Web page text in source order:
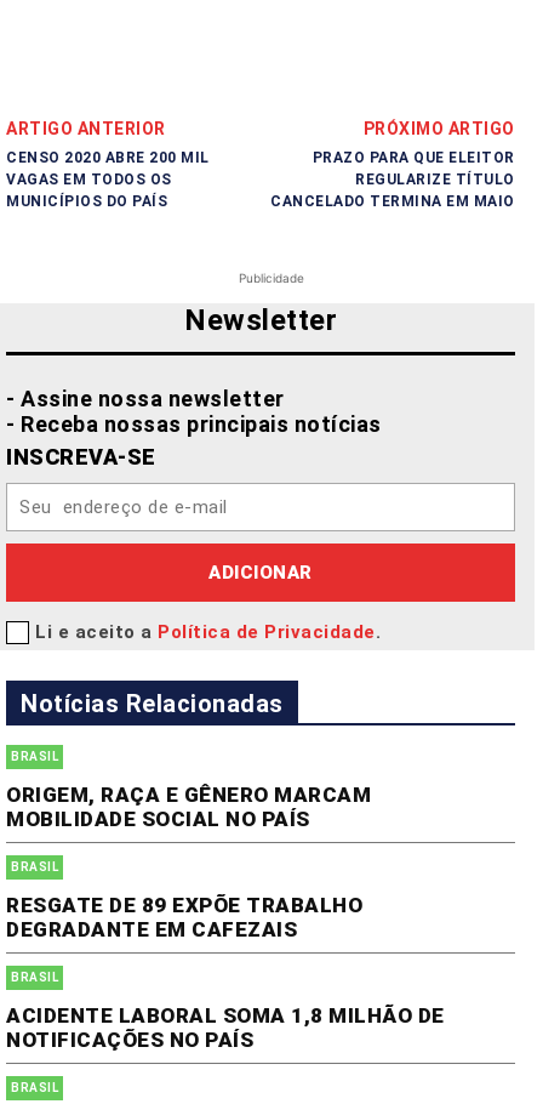
ARTIGO ANTERIOR
CENSO 2020 ABRE 200 MIL
VAGAS EM TODOS OS
MUNICÍPIOS DO PAÍS
PRÓXIMO ARTIGO
PRAZO PARA QUE ELEITOR
REGULARIZE TÍTULO
CANCELADO TERMINA EM MAIO
Publicidade
Newsletter
- Assine nossa newsletter
- Receba nossas principais notícias
INSCREVA-SE
ADICIONAR
Li e aceito a Política de Privacidade.
Notícias Relacionadas
BRASIL
ORIGEM, RAÇA E GÊNERO MARCAM
MOBILIDADE SOCIAL NO PAÍS
BRASIL
RESGATE DE 89 EXPÕE TRABALHO
DEGRADANTE EM CAFEZAIS
BRASIL
ACIDENTE LABORAL SOMA 1,8 MILHÃO DE
NOTIFICAÇÕES NO PAÍS
BRASIL